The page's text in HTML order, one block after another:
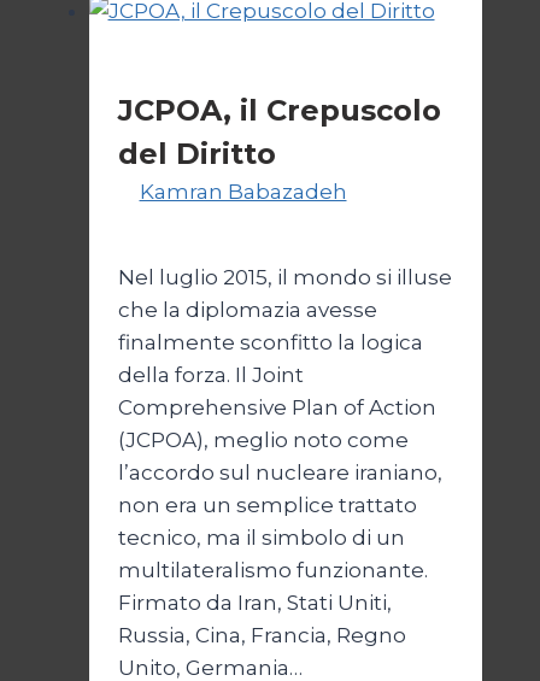
bivio
JCPOA, il Crepuscolo
del Diritto
Kamran Babazadeh
Nel luglio 2015, il mondo si illuse
che la diplomazia avesse
finalmente sconfitto la logica
della forza. Il Joint
Comprehensive Plan of Action
(JCPOA), meglio noto come
l’accordo sul nucleare iraniano,
non era un semplice trattato
tecnico, ma il simbolo di un
multilateralismo funzionante.
Firmato da Iran, Stati Uniti,
Russia, Cina, Francia, Regno
Unito, Germania…